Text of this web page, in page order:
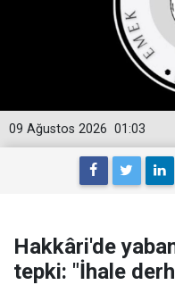
01:03
09 Ağustos 2026
Hakkâri'de
tepki: "İhale